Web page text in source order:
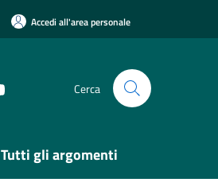
Accedi all'area personale
Cerca
Tutti gli argomenti